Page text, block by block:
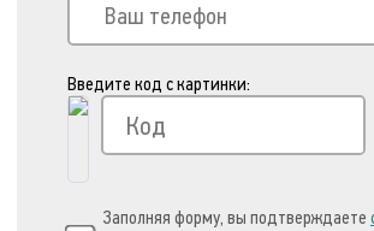
Введите код с картинки:
Заполняя форму, вы подтверждаете